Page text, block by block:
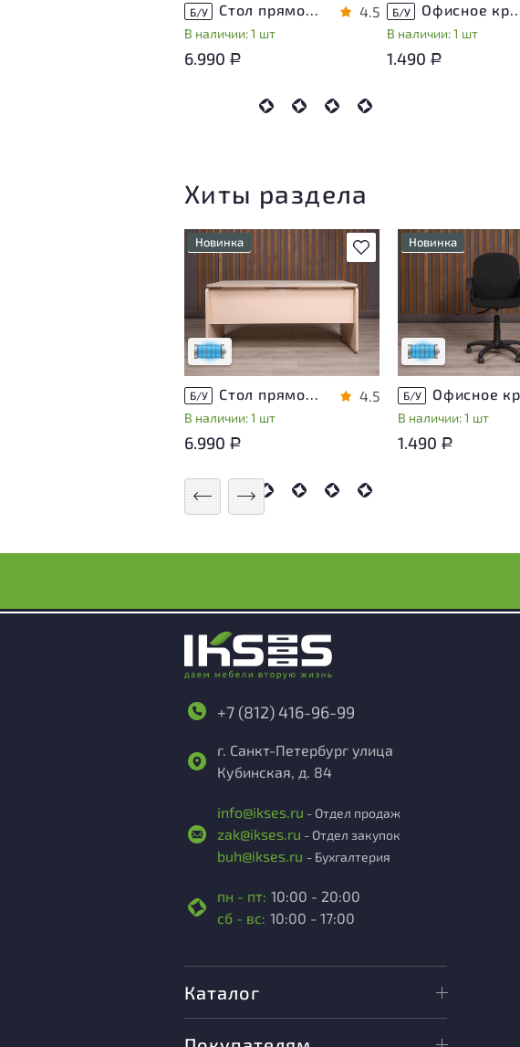
Б/У Стол прямоугольный Accord ДСП Дуб Россия
В наличии: 1 шт
4.5
6.990 Р
Б/У Офисное кресло
В наличии: 1 шт
1.490 Р
Хиты раздела
В избранное
Новинка
приближено к новому, могут
присутствовать
незначительные следы
эксплуатации
Низкая степень износа
Б/У Стол прямоугольный Accord ДСП Дуб Россия
В наличии: 1 шт
4.5
6.990 Р
Новинка
Состояние товара
приближено к
присутствовать
незначительные
эксплуатации
Низкая степень
Б/У
В наличии: 1 шт
1.490 Р
+7 (812) 416-96-99
г. Санкт-Петербург улица
Кубинская, д. 84
info@ikses.ru - Отдел продаж
zak@ikses.ru - Отдел закупок
buh@ikses.ru - Бухгалтерия
пн - пт: 10:00 - 20:00
сб - вс: 10:00 - 17:00
Каталог